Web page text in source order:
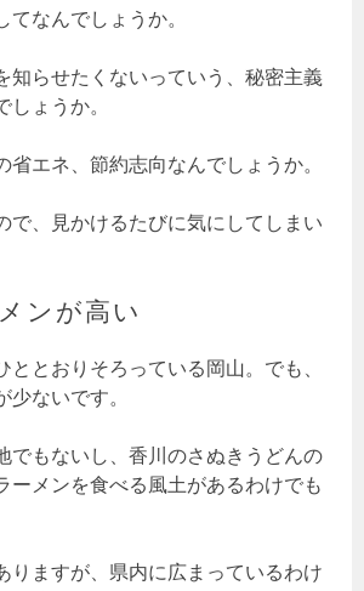
てなんでしょうか。
知らせたくないっていう、秘密主義
ょうか。
省エネ、節約志向なんでしょうか。
で、見かけるたびに気にしてしまい
ンが高い
ととおりそろっている岡山。でも、
ないです。
でもないし、香川のさぬきうどんの
ーメンを食べる風土があるわけでも
りますが、県内に広まっているわけ